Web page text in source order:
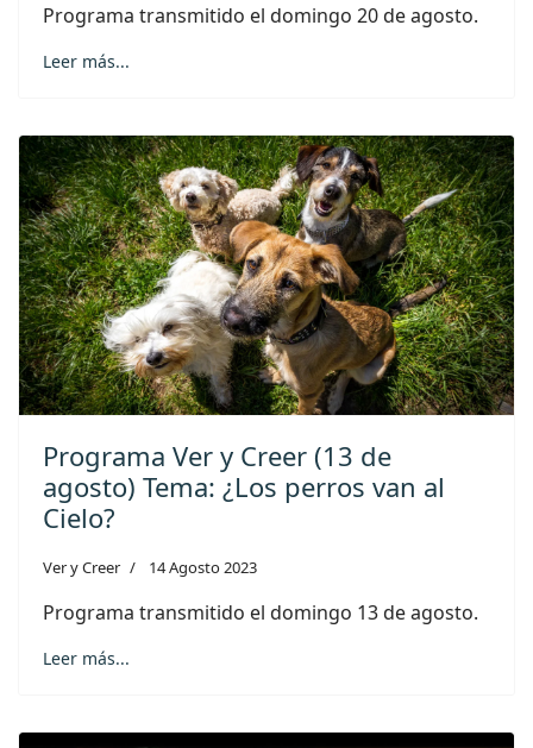
Programa transmitido el domingo 20 de agosto.
Leer más...
Programa Ver y Creer (13 de
agosto) Tema: ¿Los perros van al
Cielo?
Ver y Creer 14 Agosto 2023
Programa transmitido el domingo 13 de agosto.
Leer más...